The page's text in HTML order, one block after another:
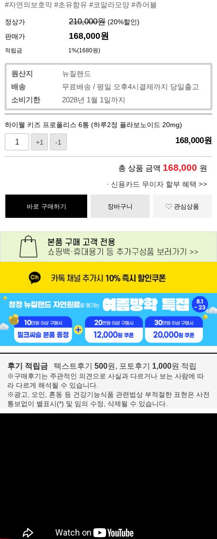
#자연의보호막 #초유함유 #코알라모양 #츄어블
정상가 210,000원 (20%할인)
판매가
168,000원
적립금 1%(1680원)
원산지
뉴질랜드
배송
무료배송 / 평일 오후4시결제까지 당일출고
소비기한
2028년 1월 1일까지
하이웰 키즈 프로폴리스 6통 (하루2정 플라보노이드 20mg)
+1 -1 168,000원
총 상품 금액 168,000 원
· 신용카드 무이자 할부 혜택 >>
바로 구매하기 장바구니 관심상품
후기 적립금 텍스트후기 500원, 포토후기 1,000원 적립
※구매후기는 주관적인 의견으로 사실과 다르거나 보는 사람에 따
라 다르게 해석될 수 있습니다.
※광고, 오인, 혼동 등 건강기능식품 관련법상 부적절한 표현은 사전
통보없이 별표시(*) 및 임의 수정, 삭제될 수 있습니다.